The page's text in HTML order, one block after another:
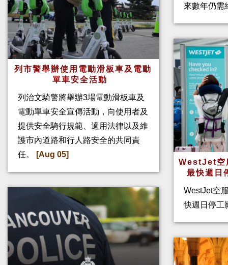
列市警舉辦使用電動滑板車及電動
單車安全活動
列治文騎警將舉辦3場電動滑板車及
電動單車安全宣傳活動，向使用者及
提供安全騎行規範、適用法律以及維
護市內道路和行人路安全的共同責
任。
[Aug 05]
來數年仍需
WestJet空
最快週日
WestJet空
快週日停工